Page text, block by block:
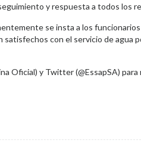
y respuesta a todos los
se insta a los funcionarios
satisfechos con el servicio de agua
Oficial) y Twitter (@EssapSA)